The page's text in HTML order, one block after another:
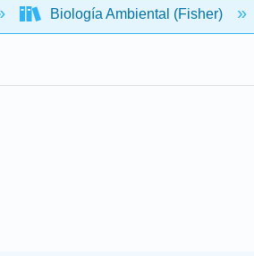
Biología Ambiental (Fisher)